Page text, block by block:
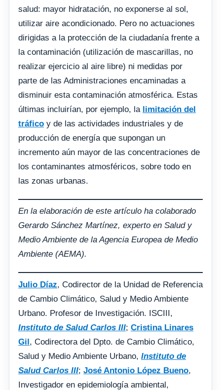
salud: mayor hidratación, no exponerse al sol,
utilizar aire acondicionado. Pero no actuaciones
dirigidas a la protección de la ciudadanía frente a
la contaminación (utilización de mascarillas, no
realizar ejercicio al aire libre) ni medidas por
parte de las Administraciones encaminadas a
disminuir esta contaminación atmosférica. Estas
últimas incluirían, por ejemplo, la limitación del
tráfico y de las actividades industriales y de
producción de energía que supongan un
incremento aún mayor de las concentraciones de
los contaminantes atmosféricos, sobre todo en
las zonas urbanas.
En la elaboración de este artículo ha colaborado
Gerardo Sánchez Martínez, experto en Salud y
Medio Ambiente de la Agencia Europea de Medio
Ambiente (AEMA).
Julio Díaz, Codirector de la Unidad de Referencia
de Cambio Climático, Salud y Medio Ambiente
Urbano. Profesor de Investigación. ISCIII,
Instituto de Salud Carlos III; Cristina Linares
Gil, Codirectora del Dpto. de Cambio Climático,
Salud y Medio Ambiente Urbano, Instituto de
Salud Carlos III; José Antonio López Bueno,
Investigador en epidemiología ambiental,